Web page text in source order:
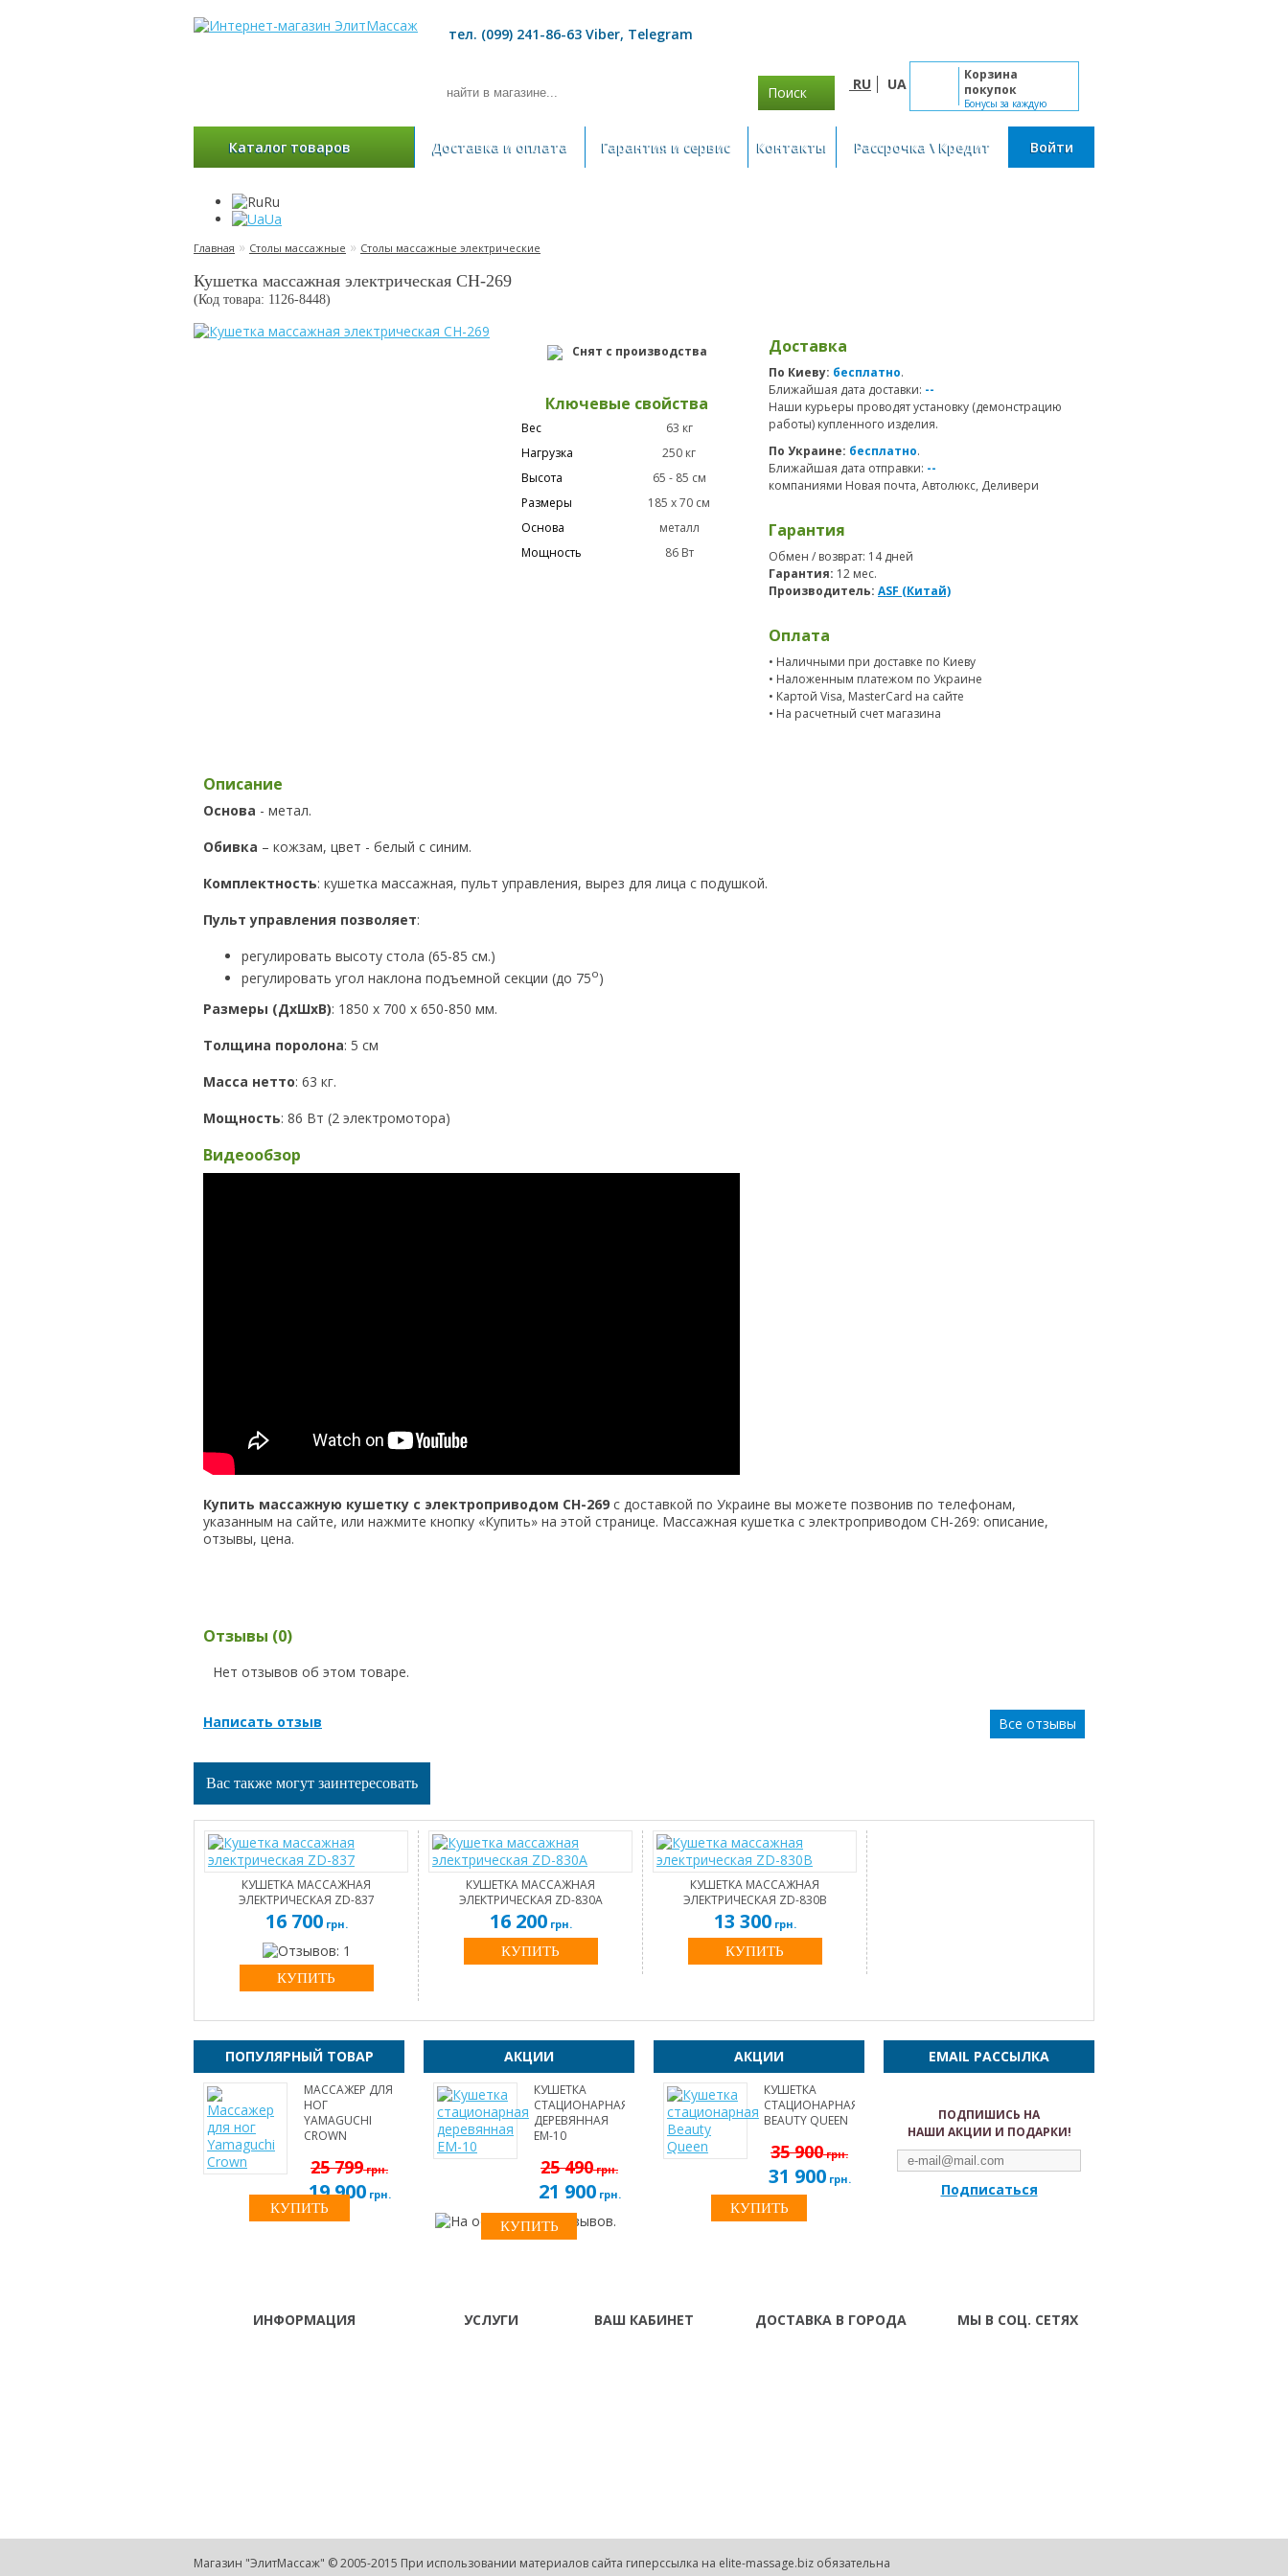
тел. (099) 241-86-63 Viber, Telegram
Поиск RU UA
Корзина
покупок
Бонусы за каждую
покупку
Каталог товаров Доставка и оплата Гарантия и сервис Контакты Рассрочка \ Кредит Войти
Ru
Ua
Главная » Столы массажные » Столы массажные электрические
Кушетка массажная электрическая CH-269
(Код товара: 1126-8448)
Снят с производства
Ключевые свойства
Вес
63 кг
Нагрузка
250 кг
Высота
65 - 85 см
Размеры
185 х 70 см
Основа
металл
Мощность
86 Вт
Доставка
По Киеву: бесплатно.
Ближайшая дата доставки: --
Наши курьеры проводят установку (демонстрацию
работы) купленного изделия.
По Украине: бесплатно.
Ближайшая дата отправки: --
компаниями Новая почта, Автолюкс, Деливери
Гарантия
Обмен / возврат: 14 дней
Гарантия: 12 мес.
Производитель: ASF (Китай)
Оплата
• Наличными при доставке по Киеву
• Наложенным платежом по Украине
• Картой Visa, MasterCard на сайте
• На расчетный счет магазина
Описание
Основа - метал.
Обивка – кожзам, цвет - белый с синим.
Комплектность: кушетка массажная, пульт управления, вырез для лица с подушкой.
Пульт управления позволяет:
регулировать высоту стола (65-85 см.)
регулировать угол наклона подъемной секции (до 75о)
Размеры (ДхШхВ): 1850 х 700 х 650-850 мм.
Толщина поролона: 5 см
Масса нетто: 63 кг.
Мощность: 86 Вт (2 электромотора)
Видеообзор
Купить массажную кушетку с электроприводом CH-269 с доставкой по Украине вы можете позвонив по телефонам,
указанным на сайте, или нажмите кнопку «Купить» на этой странице. Массажная кушетка с электроприводом CH-269: описание,
отзывы, цена.
Отзывы (0)
Нет отзывов об этом товаре.
Написать отзыв Все отзывы
Вас также могут заинтересовать
КУШЕТКА МАССАЖНАЯ
ЭЛЕКТРИЧЕСКАЯ ZD-837
16 700грн.
КУПИТЬ
КУШЕТКА МАССАЖНАЯ
ЭЛЕКТРИЧЕСКАЯ ZD-830А
16 200грн.
КУПИТЬ
КУШЕТКА МАССАЖНАЯ
ЭЛЕКТРИЧЕСКАЯ ZD-830B
13 300грн.
КУПИТЬ
ПОПУЛЯРНЫЙ ТОВАР
МАССАЖЕР ДЛЯ
НОГ
YAMAGUCHI
CROWN
25 799грн.
19 900грн.
КУПИТЬ
АКЦИИ
КУШЕТКА
СТАЦИОНАРНАЯ
ДЕРЕВЯННАЯ
EM-10
25 490грн.
21 900грн.
АКЦИИ
КУШЕТКА
СТАЦИОНАРНАЯ
BEAUTY QUEEN
35 900грн.
31 900грн.
EMAIL РАССЫЛКА
ПОДПИШИСЬ НА
НАШИ АКЦИИ И ПОДАРКИ!
Подписаться
ИНФОРМАЦИЯ УСЛУГИ ВАШ КАБИНЕТ ДОСТАВКА В ГОРОДА МЫ В СОЦ. СЕТЯХ
Магазин "ЭлитМассаж" © 2005-2015 При использовании материалов сайта гиперссылка на elite-massage.biz обязательна